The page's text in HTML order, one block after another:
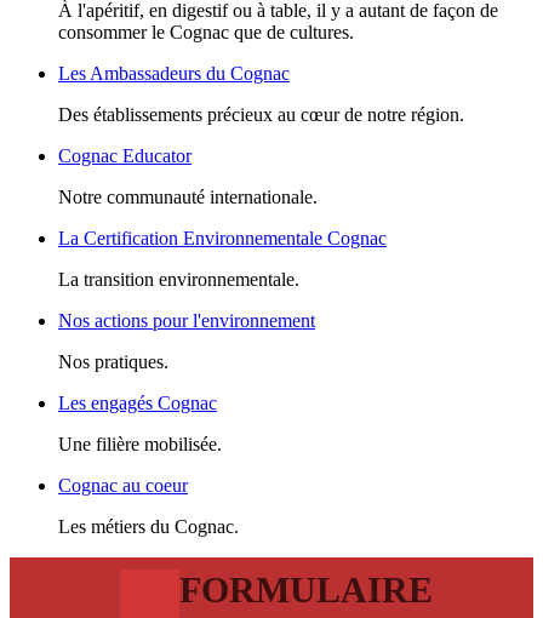
À l'apéritif, en digestif ou à table, il y a autant de façon de
consommer le Cognac que de cultures.
Les Ambassadeurs du Cognac
Des établissements précieux au cœur de notre région.
Cognac Educator
Notre communauté internationale.
La Certification Environnementale Cognac
La transition environnementale.
Nos actions pour l'environnement
Nos pratiques.
Les engagés Cognac
Une filière mobilisée.
Cognac au coeur
Les métiers du Cognac.
FORMULAIRE